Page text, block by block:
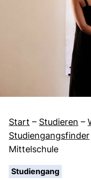
Start – Studieren –
Studiengangsfinder
Mittelschule
Studiengang: